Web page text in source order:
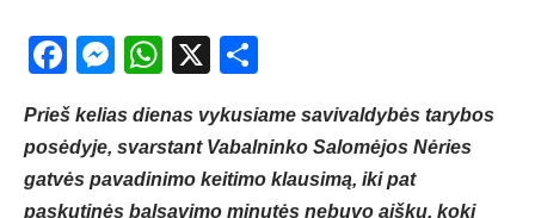
Facebook
Messenger
WhatsApp
X
Prieš kelias dienas vykusiame savivaldybės tarybos
posėdyje, svarstant Vabalninko Salomėjos Nėries
gatvės pavadinimo keitimo klausimą, iki pat
paskutinės balsavimo minutės nebuvo aišku, kokį